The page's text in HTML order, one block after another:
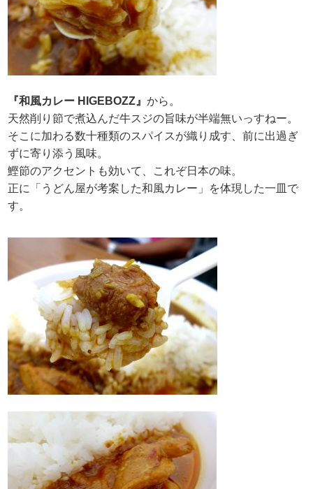
『和風カレー HIGEBOZZ』から。
天然削り節で煮込んだ牛スジの旨味が半端無いっすねー。
そこに加わる数十種類のスパイスが織り成す、前に出過ぎ
ずに寄り添う風味。
鰹節のアクセントも効いて、これぞ日本の味。
正に「うどん屋が考案した和風カレー」を体現した一皿で
す。